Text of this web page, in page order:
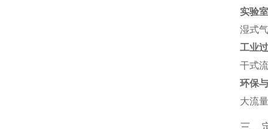
实验
湿式
工业
干式
环保
大流